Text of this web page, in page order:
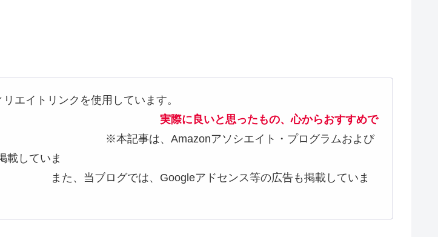
エイトリンクを使用しています。
とがありますが、 実際に良いと思ったもの、心からおすすめで
Amazonアソシエイト・プログラムおよび
載していま
アドセンス等の広告も掲載していま